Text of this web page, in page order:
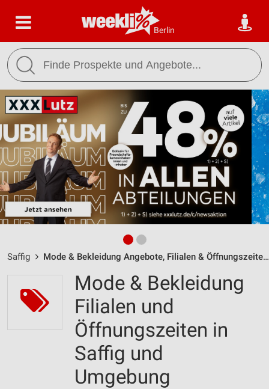
Berlin
Saffig Mode & Bekleidung Angebote, Filialen & Öffnungszeiten
Mode & Bekleidung
Filialen und
Öffnungszeiten in
Saffig und
Umgebung